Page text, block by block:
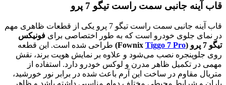
قاب آینه جانبی سمت راست تیگو 7 پرو
قاب آینه جانبی سمت راست تیگو 7 پرو یکی از قطعات ظاهری مهم
در نمای جلوی خودرو است که به طور اختصاصی برای فونیکس
تیگو 7 پرو (Fownix
Tiggo 7 Pro
) طراحی شده است. این قطعه
روی جلوپنجره نصب می‌شود و علاوه بر نمایش هویت برند، نقش
مهمی در تکمیل ظاهر مدرن و لوکس خودرو دارد. استفاده از
متریال مقاوم در ساخت این آرم باعث شده در برابر نور خورشید،
باران و شرایط محیطی مختلف دوام مناسبی داشته باشد و ظاهر